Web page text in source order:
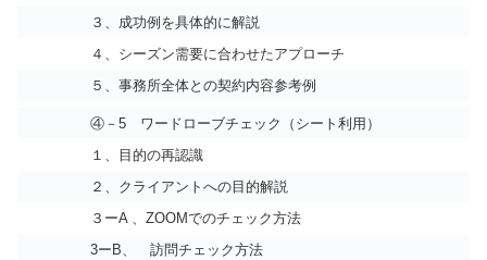
３、成功例を具体的に解説
４、シーズン需要に合わせたアプローチ
５、事務所全体との契約内容参考例
④－5 ワードローブチェック（シート利用）
１、目的の再認識
２、クライアントへの目的解説
３ーA 、ZOOMでのチェック方法
3ーB、 訪問チェック方法